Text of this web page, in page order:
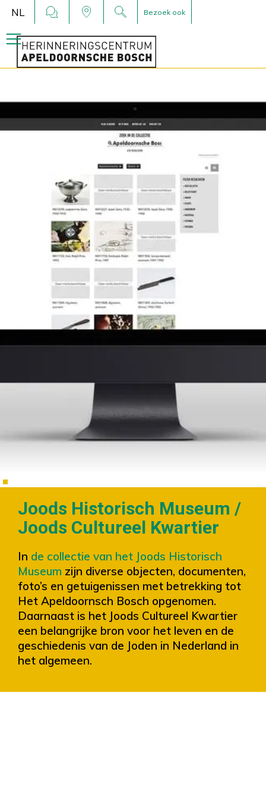
NL Bezoek ook
Joods Historisch Museum /
Joods Cultureel Kwartier
In de collectie van het Joods Historisch
Museum zijn diverse objecten, documenten,
foto’s en getuigenissen met betrekking tot
Het Apeldoornsch Bosch opgenomen.
Daarnaast is het Joods Cultureel Kwartier
een belangrijke bron voor het leven en de
geschiedenis van de Joden in Nederland in
het algemeen.